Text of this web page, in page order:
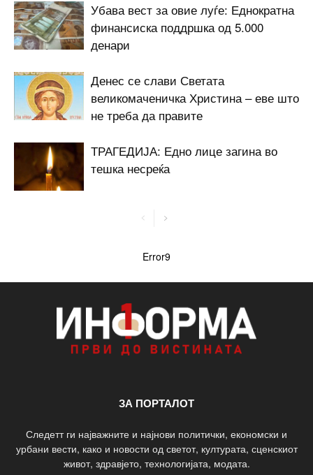
Убава вест за овие луѓе: Еднократна
финансиска поддршка од 5.000
денари
Денес се слави Светата
великомаченичка Христина – еве што
не треба да правите
ТРАГЕДИЈА: Едно лице загина во
тешка несреќа
Error9
ЗА ПОРТАЛОТ
Следетт ги најважните и најнови политички, економски и
урбани вести, како и новости од светот, културата, сценскиот
живот, здравјето, технологијата, модата.